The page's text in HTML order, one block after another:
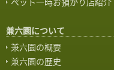
ペット一時お預かり店紹介
兼六園について
兼六園の概要
兼六園の歴史